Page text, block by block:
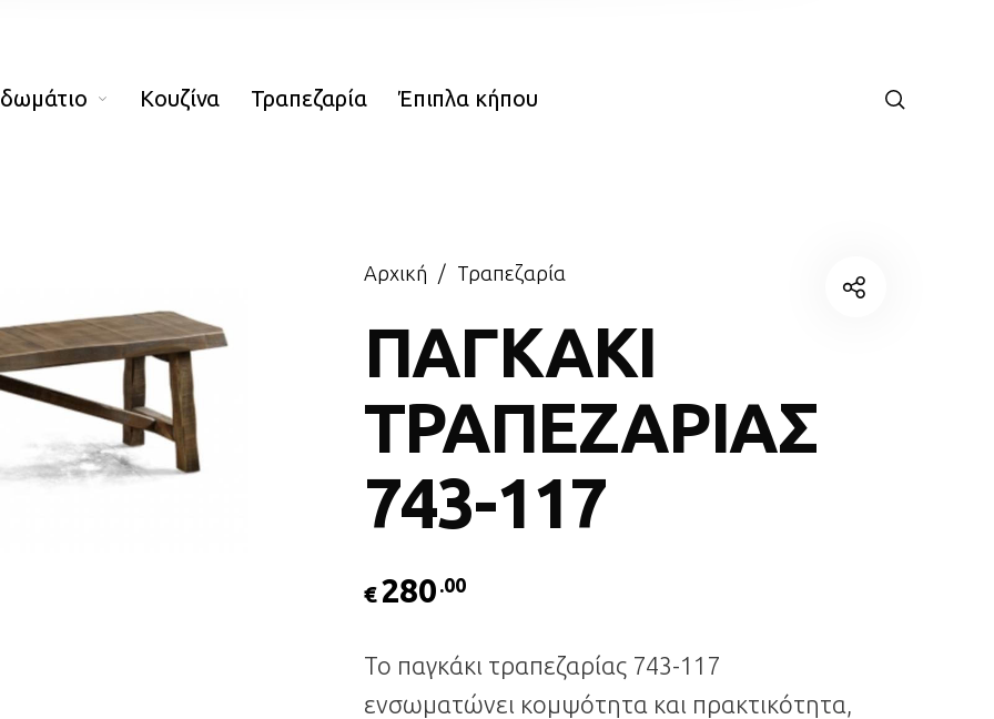
Κουζίνα Τραπεζαρία Έπιπλα κήπου
Αρχική / Τραπεζαρία
ΠΑΓΚΑΚΙ
ΤΡΑΠΕΖΑΡΙΑΣ
743-117
€280 .00
Το παγκάκι τραπεζαρίας 743-117
ενσωματώνει κομψότητα και πρακτικότητα,